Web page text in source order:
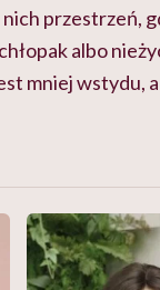
przestrzeń,
albo
mniej wstydu,